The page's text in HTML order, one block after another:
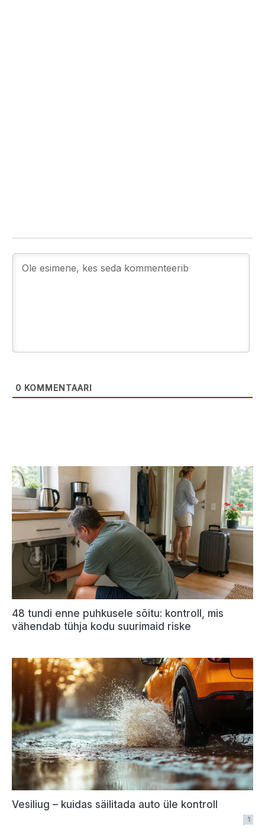
0 KOMMENTAARI
48 tundi enne puhkusele sõitu: kontroll, mis
vähendab tühja kodu suurimaid riske
Vesiliug – kuidas säilitada auto üle kontroll
1